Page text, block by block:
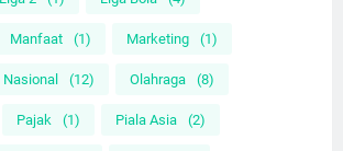
Manfaat (1) Marketing (1)
Nasional (12) Olahraga (8)
Pajak (1) Piala Asia (2)